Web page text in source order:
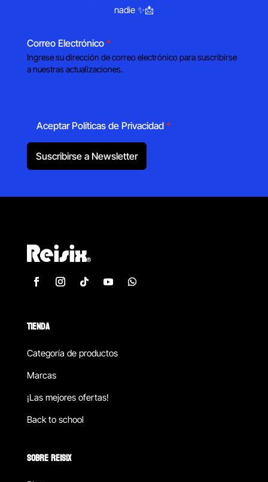
nadie ✨📩
Correo Electrónico *
Ingrese su dirección de correo electrónico para suscribirse
a nuestras actualizaciones.
Aceptar Políticas de Privacidad *
Suscribirse a Newsletter
TIENDA
Categoría de productos
Marcas
¡Las mejores ofertas!
Back to school
SOBRE REISIX